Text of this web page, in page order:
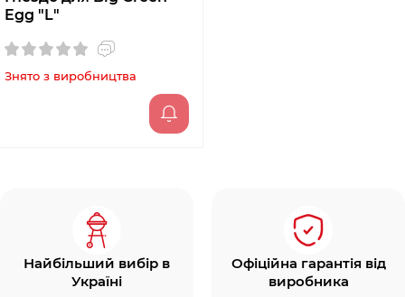
Egg "L"
Знято з виробництва
Найбільший вибір в
Україні
Офіційна гарантія від
виробника